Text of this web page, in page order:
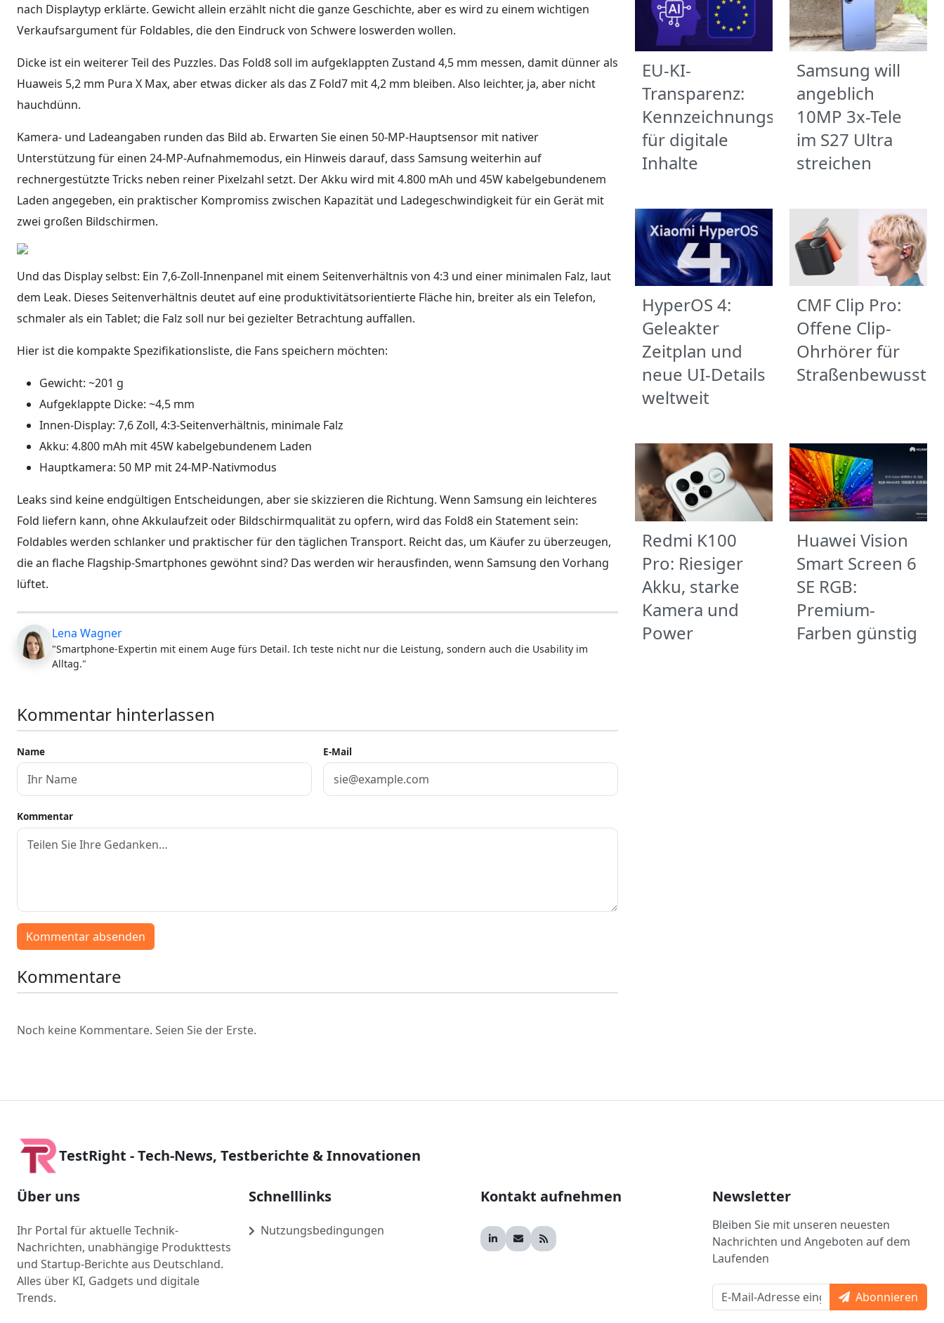
nach Displaytyp erklärte. Gewicht allein erzählt nicht die ganze Geschichte, aber es wird zu einem wichtigen
Verkaufsargument für Foldables, die den Eindruck von Schwere loswerden wollen.
Dicke ist ein weiterer Teil des Puzzles. Das Fold8 soll im aufgeklappten Zustand 4,5 mm messen, damit dünner als
Huaweis 5,2 mm Pura X Max, aber etwas dicker als das Z Fold7 mit 4,2 mm bleiben. Also leichter, ja, aber nicht
hauchdünn.
Kamera- und Ladeangaben runden das Bild ab. Erwarten Sie einen 50-MP-Hauptsensor mit nativer
Unterstützung für einen 24-MP-Aufnahmemodus, ein Hinweis darauf, dass Samsung weiterhin auf
rechnergestützte Tricks neben reiner Pixelzahl setzt. Der Akku wird mit 4.800 mAh und 45W kabelgebundenem
Laden angegeben, ein praktischer Kompromiss zwischen Kapazität und Ladegeschwindigkeit für ein Gerät mit
zwei großen Bildschirmen.
Und das Display selbst: Ein 7,6-Zoll-Innenpanel mit einem Seitenverhältnis von 4:3 und einer minimalen Falz, laut
dem Leak. Dieses Seitenverhältnis deutet auf eine produktivitätsorientierte Fläche hin, breiter als ein Telefon,
schmaler als ein Tablet; die Falz soll nur bei gezielter Betrachtung auffallen.
Hier ist die kompakte Spezifikationsliste, die Fans speichern möchten:
Gewicht: ~201 g
Aufgeklappte Dicke: ~4,5 mm
Innen-Display: 7,6 Zoll, 4:3-Seitenverhältnis, minimale Falz
Akku: 4.800 mAh mit 45W kabelgebundenem Laden
Hauptkamera: 50 MP mit 24-MP-Nativmodus
Leaks sind keine endgültigen Entscheidungen, aber sie skizzieren die Richtung. Wenn Samsung ein leichteres
Fold liefern kann, ohne Akkulaufzeit oder Bildschirmqualität zu opfern, wird das Fold8 ein Statement sein:
Foldables werden schlanker und praktischer für den täglichen Transport. Reicht das, um Käufer zu überzeugen,
die an flache Flagship-Smartphones gewöhnt sind? Das werden wir herausfinden, wenn Samsung den Vorhang
lüftet.
Lena Wagner
"Smartphone-Expertin mit einem Auge fürs Detail. Ich teste nicht nur die Leistung, sondern auch die Usability im
Alltag."
Kommentar hinterlassen
Name E-Mail
Kommentar
Kommentar absenden
Kommentare
Noch keine Kommentare. Seien Sie der Erste.
EU-KI-
Transparenz:
Kennzeichnungspflicht
für digitale
Inhalte
Samsung will
angeblich
10MP 3x-Tele
im S27 Ultra
streichen
HyperOS 4:
Geleakter
Zeitplan und
neue UI-Details
weltweit
CMF Clip Pro:
Offene Clip-
Ohrhörer für
Redmi K100
Pro: Riesiger
Akku, starke
Kamera und
Power
Huawei Vision
Smart Screen 6
SE RGB:
Premium-
Farben günstig
TestRight - Tech-News, Testberichte & Innovationen
Über uns
Ihr Portal für aktuelle Technik-
Nachrichten, unabhängige Produkttests
und Startup-Berichte aus Deutschland.
Alles über KI, Gadgets und digitale
Trends.
Schnelllinks
Nutzungsbedingungen
Kontakt aufnehmen Newsletter
Bleiben Sie mit unseren neuesten
Nachrichten und Angeboten auf dem
Laufenden
Abonnieren